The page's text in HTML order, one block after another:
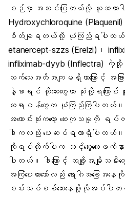
စဉ်မှာ အဆင်ပြေတယ်လို့ ယူဆထား
Hydroxychloroquine
စိတ်ချရတယ်လို့ ယုံကြည်ရပါတယ်။
etanercept-szzs (Erelzi)၊
infliximab-dyyb (Inflectra) ကဲ့
သက်သေအတိအကျမရှိတာကြောင့် အခြား
နဲ့စာရင် ထိုဆေးတွေဟာ သုံးလို့ရကြေ
ဆရာဝန်တွေက ယုံကြည်ကြပါတယ်။
အကောင်းဆုံးကတော့ ဆေးကုသမှုကို ရ
ဒါကလည်း ပေးဆပ်ရတာရှိပါ
ကိုရပ်လိုက်ပါက သင့်သွေးလေးဖက်နာ
ပါတယ်။ ဒါကြောင့် တချို့အမျိုး
အကြံပေးထားသော်လည်း ရောဂါအခ
စမ်းသပ်စစ်ဆေးနေဖို့လိုအပ်ပါ